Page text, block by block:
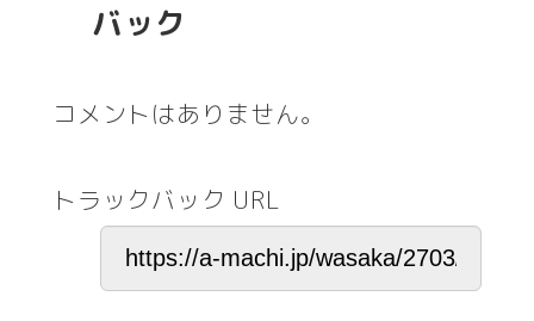
バック
コメントはありません。
トラックバック URL